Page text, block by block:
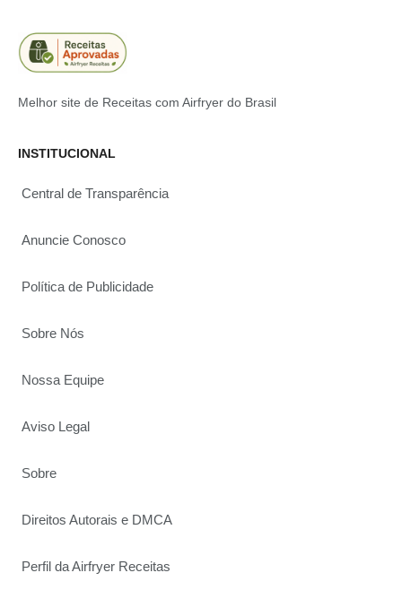
Melhor site de Receitas com Airfryer do Brasil
INSTITUCIONAL
Central de Transparência
Anuncie Conosco
Política de Publicidade
Sobre Nós
Nossa Equipe
Aviso Legal
Sobre
Direitos Autorais e DMCA
Perfil da Airfryer Receitas